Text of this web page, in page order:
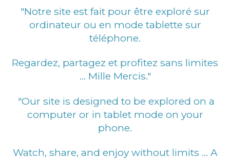
"Notre site est fait pour être exploré sur
ordinateur ou en mode tablette sur
téléphone.
Regardez, partagez et profitez sans limites
... Mille Mercis."
"Our site is designed to be explored on a
computer or in tablet mode on your
phone.
Watch, share, and enjoy without limits ... A